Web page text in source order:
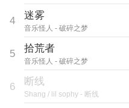
4 迷雾
音乐怪人 - 破碎之梦
5 拾荒者
音乐怪人 - 破碎之梦
6 断线
Shang / lil sophy - 断线